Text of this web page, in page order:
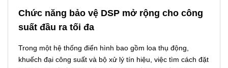
Chức năng bảo vệ DSP mở rộng cho công
suất đầu ra tối đa
Trong một hệ thống điển hình bao gồm loa thụ động,
khuếch đại công suất và bộ xử lý tín hiệu, việc tìm cách đặt